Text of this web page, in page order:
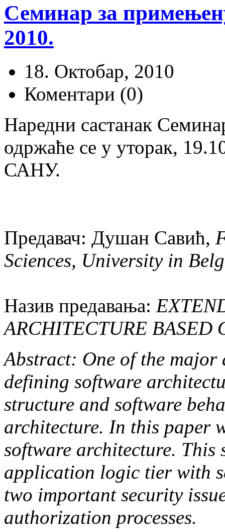
Семинар за
2010.
18. Октобар, 2010
Коментари (0)
Наредни састанак
одржаће се у уторак,
САНУ.
Предавач: Душан Савић,
Sciences, University in
Назив предавања:
ARCHITECTURE BASED
Abstract: One of the
defining software
structure and software
architecture. In this paper
software architecture. This
application logic tier with
two important security
authorization processes.